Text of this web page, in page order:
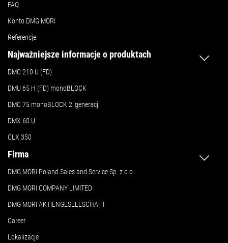
FAQ
Konto DMG MORI
Referencje
Najważniejsze informacje o produktach
DMC 210 U (FD)
DMU 65 H (FD) monoBLOCK
DMC 75 monoBLOCK 2. generacji
DMX 60 U
CLX 350
Firma
DMG MORI Poland Sales and Service Sp. z o.o.
DMG MORI COMPANY LIMITED
DMG MORI AKTIENGESELLSCHAFT
Career
Lokalizacje